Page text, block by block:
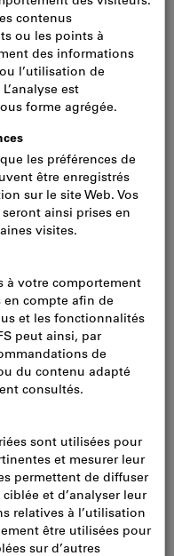
56 94 98
60 62 64